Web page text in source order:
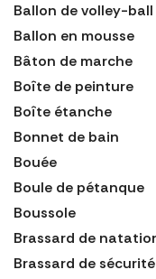
Ballon de volley-ball
Ballon en mousse
Bâton de marche
Boîte de peinture
Boîte étanche
Bonnet de bain
Bouée
Boule de pétanque
Boussole
Brassard de
Brassard de sécurité